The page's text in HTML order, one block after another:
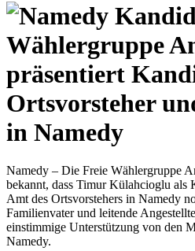
Wählergruppe
präsentiert
Ortsvorsteher
in Namedy
Namedy – Die Freie Wählergruppe
bekannt, dass Timur Külahcioglu als
Amt des Ortsvorstehers in Namedy
Familienvater und leitende
einstimmige Unterstützung von den
Namedy.